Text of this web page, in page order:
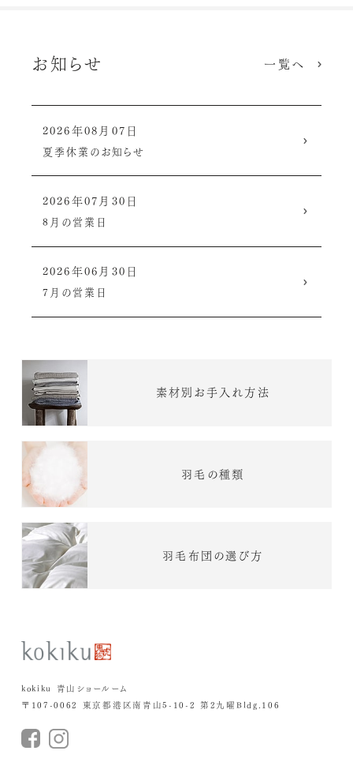
お知らせ 一覧へ
2026年08月07日
夏季休業のお知らせ
2026年07月30日
8月の営業日
2026年06月30日
7月の営業日
素材別お手入れ方法
羽毛の種類
羽毛布団の選び方
kokiku 青山ショールーム
〒107-0062 東京都港区南青山5-10-2 第2九曜Bldg.106